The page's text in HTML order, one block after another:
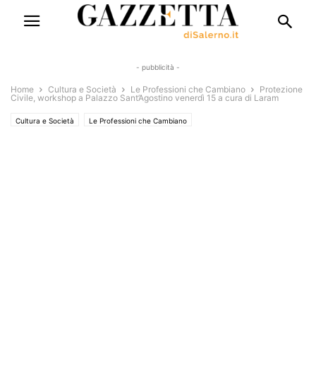
- pubblicità -
Home Cultura e Società Le Professioni che Cambiano
Protezione
Civile, workshop a Palazzo Sant’Agostino venerdì 15 a cura di Laram
Cultura e Società Le Professioni che Cambiano